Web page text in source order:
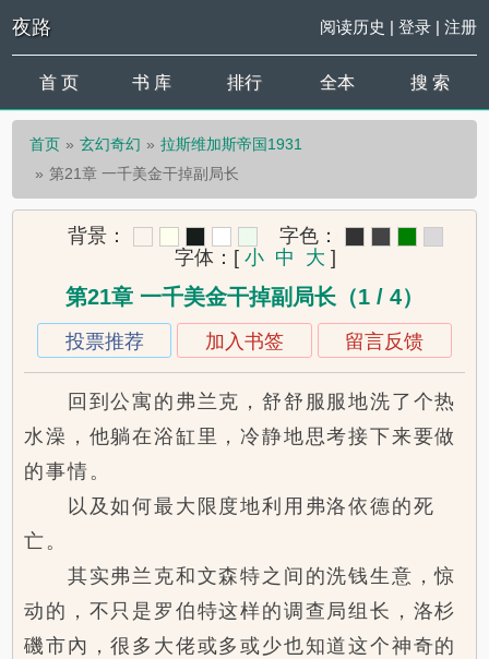
夜路 阅读历史 | 登录| 注册
首 页 书 库 排行 全本 搜 索
首页 玄幻奇幻
拉斯维加斯帝国1931
第21章 一千美金干掉副局长
背景：
字色：
字体： [ 小 中 大 ]
第21章 一千美金干掉副局长（1 / 4）
投票推荐 加入书签 留言反馈
回到公寓的弗兰克，舒舒服服地洗了个热
水澡，他躺在浴缸里，冷静地思考接下来要做
的事情。
以及如何最大限度地利用弗洛依德的死
亡。
其实弗兰克和文森特之间的洗钱生意，惊
动的，不只是罗伯特这样的调查局组长，洛杉
磯市內，很多大佬或多或少也知道这个神奇的